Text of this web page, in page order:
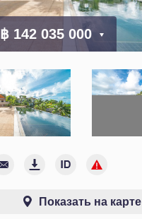
฿ 142 035 000
Показать на карте